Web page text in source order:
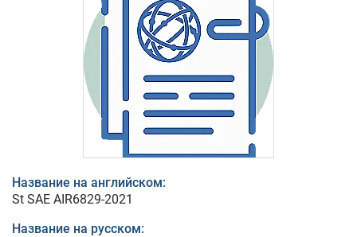
Название на английском:
St SAE AIR6829-2021
Название на русском: